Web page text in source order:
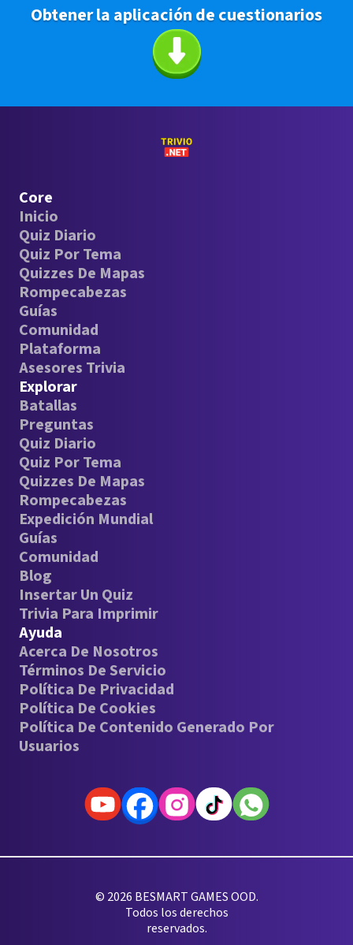
Obtener la aplicación de cuestionarios
Core
Inicio
Quiz Diario
Quiz Por Tema
Quizzes De Mapas
Rompecabezas
Guías
Comunidad
Plataforma
Asesores Trivia
Explorar
Batallas
Preguntas
Quiz Diario
Quiz Por Tema
Quizzes De Mapas
Rompecabezas
Expedición Mundial
Guías
Comunidad
Blog
Insertar Un Quiz
Trivia Para Imprimir
Ayuda
Acerca De Nosotros
Términos De Servicio
Política De Privacidad
Política De Cookies
Política De Contenido Generado Por
Usuarios
© 2026 BESMART GAMES OOD.
Todos los derechos
reservados.